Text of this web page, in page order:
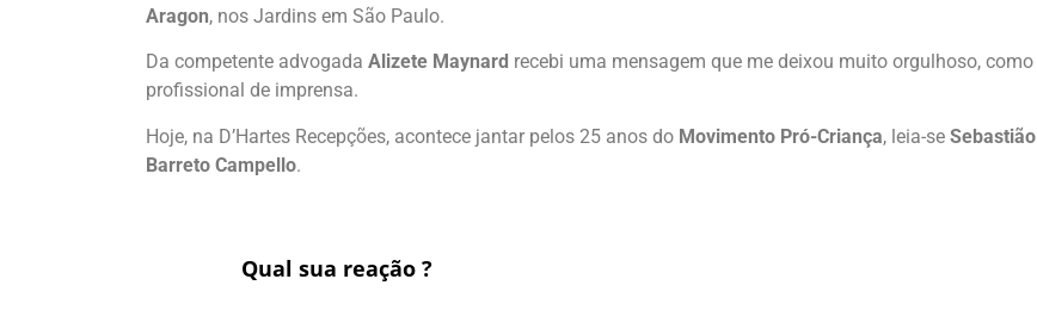
Aragon, nos Jardins em São Paulo.
Da competente advogada Alizete Maynard recebi uma mensagem que me deixou muito orgulhoso, como
profissional de imprensa.
Hoje, na D’Hartes Recepções, acontece jantar pelos 25 anos do Movimento Pró-Criança, leia-se Sebastião
Barreto Campello.
Qual sua reação ?